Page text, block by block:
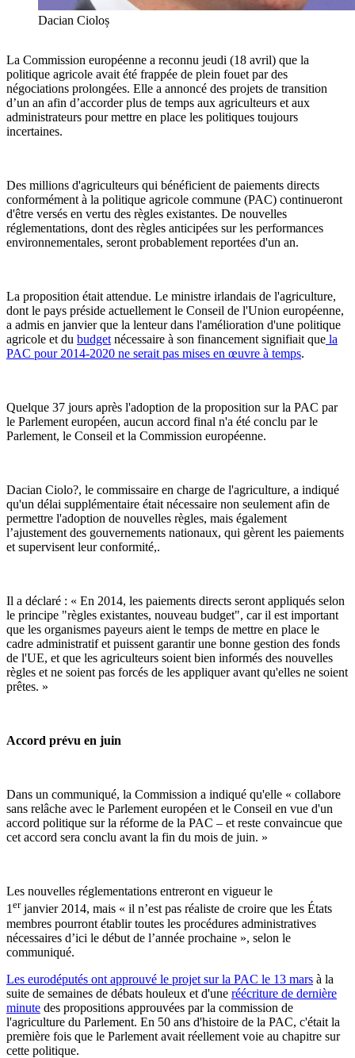
Dacian Cioloș
La Commission européenne a reconnu jeudi (18 avril) que la
politique agricole avait été frappée de plein fouet par des
négociations prolongées. Elle a annoncé des projets de transition
d’un an afin d’accorder plus de temps aux agriculteurs et aux
administrateurs pour mettre en place les politiques toujours
incertaines.
Des millions d'agriculteurs qui bénéficient de paiements directs
conformément à la politique agricole commune (PAC) continueront
d'être versés en vertu des règles existantes. De nouvelles
réglementations, dont des règles anticipées sur les performances
environnementales, seront probablement reportées d'un an.
La proposition était attendue. Le ministre irlandais de l'agriculture,
dont le pays préside actuellement le Conseil de l'Union européenne,
a admis en janvier que la lenteur dans l'amélioration d'une politique
agricole et du budget nécessaire à son financement signifiait que la
PAC pour 2014-2020 ne serait pas mises en œuvre à temps.
Quelque 37 jours après l'adoption de la proposition sur la PAC par
le Parlement européen, aucun accord final n'a été conclu par le
Parlement, le Conseil et la Commission européenne.
Dacian Ciolo?, le commissaire en charge de l'agriculture, a indiqué
qu'un délai supplémentaire était nécessaire non seulement afin de
permettre l'adoption de nouvelles règles, mais également
l’ajustement des gouvernements nationaux, qui gèrent les paiements
et supervisent leur conformité,.
Il a déclaré : « En 2014, les paiements directs seront appliqués selon
le principe "règles existantes, nouveau budget", car il est important
que les organismes payeurs aient le temps de mettre en place le
cadre administratif et puissent garantir une bonne gestion des fonds
de l'UE, et que les agriculteurs soient bien informés des nouvelles
règles et ne soient pas forcés de les appliquer avant qu'elles ne soient
prêtes. »
Accord prévu en juin
Dans un communiqué, la Commission a indiqué qu'elle « collabore
sans relâche avec le Parlement européen et le Conseil en vue d'un
accord politique sur la réforme de la PAC – et reste convaincue que
cet accord sera conclu avant la fin du mois de juin. »
Les nouvelles réglementations entreront en vigueur le
1erjanvier 2014, mais « il n’est pas réaliste de croire que les États
membres pourront établir toutes les procédures administratives
nécessaires d’ici le début de l’année prochaine », selon le
communiqué.
Les eurodéputés ont approuvé le projet sur la PAC le 13 mars à la
suite de semaines de débats houleux et d'une réécriture de dernière
minute des propositions approuvées par la commission de
l'agriculture du Parlement. En 50 ans d'histoire de la PAC, c'était la
première fois que le Parlement avait réellement voie au chapitre sur
cette politique.